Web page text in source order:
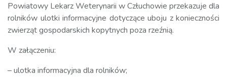
Powiatowy Lekarz Weterynarii w Człuchowie przekazuje dla
rolników ulotki informacyjne dotyczące uboju z konieczności
zwierząt gospodarskich kopytnych poza rzeźnią.
W załączeniu:
– ulotka informacyjna dla rolników;